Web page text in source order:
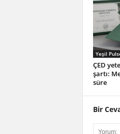
Yeşil
ÇED
şartı:
süre
Bir